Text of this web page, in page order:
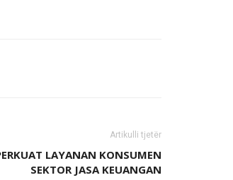
Artikulli tjetër
LAYANAN KONSUMEN
SEKTOR JASA KEUANGAN